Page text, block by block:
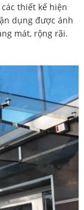
thiết kế hiện
dụng được ánh
mát, rộng rãi.